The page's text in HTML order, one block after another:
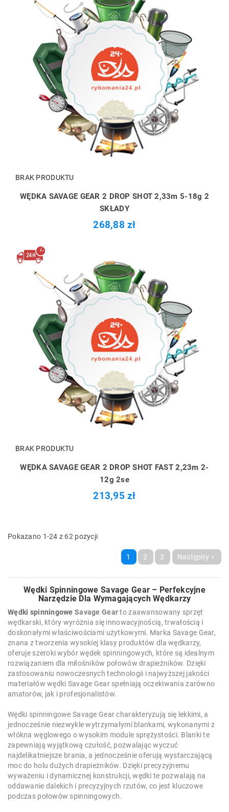
BRAK PRODUKTU
WĘDKA SAVAGE GEAR 2 DROP SHOT 2,33m 5-18g 2
SKŁADY
268,88 zł
BRAK PRODUKTU
WĘDKA SAVAGE GEAR 2 DROP SHOT FAST 2,23m 2-
12g 2se
213,95 zł
Pokazano 1-24 z 62 pozycji
1 2 3 Następny 
Wędki Spinningowe Savage Gear – Perfekcyjne
Narzędzie Dla Wymagających Wędkarzy
Wędki spinningowe Savage Gearto zaawansowany sprzęt
wędkarski, który wyróżnia się innowacyjnością, trwałością i
doskonałymi właściwościami użytkowymi. Marka Savage Gear,
znana z tworzenia wysokiej klasy produktów dla wędkarzy,
oferuje szeroki wybór wędek spinningowych, które są idealnym
rozwiązaniem dla miłośników połowów drapieżników. Dzięki
zastosowaniu nowoczesnych technologii i najwyższej jakości
materiałów wędki Savage Gear spełniają oczekiwania zarówno
amatorów, jak i profesjonalistów.
Wędki spinningowe Savage Gear charakteryzują się lekkimi, a
jednocześnie niezwykle wytrzymałymi blankami, wykonanymi z
włókna węglowego o wysokim module sprężystości. Blanki te
zapewniają wyjątkową czułość, pozwalając wyczuć
najdelikatniejsze brania, a jednocześnie oferują wystarczającą
moc do holu dużych drapieżników. Dzięki precyzyjnemu
wyważeniu i dynamicznej konstrukcji, wędki te pozwalają na
oddawanie dalekich i precyzyjnych rzutów, co jest kluczowe
podczas połowów spinningowych.